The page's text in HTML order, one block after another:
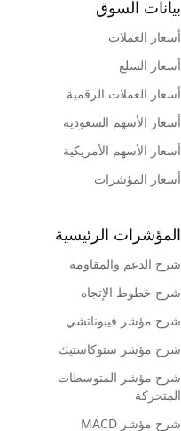
بيانات السوق
أسعار العملات
أسعار السلع
أسعار العملات الرقمية
أسعار الأسهم السعودية
أسعار الأسهم الأمريكية
أسعار المؤشرات
المؤشرات الرئيسية
شرح الدعم والمقاومة
شرح خطوط الإتجاه
شرح مؤشر فيبوناتشي
شرح مؤشر ستوكاستيك
شرح مؤشر المتوسطات
المتحركة
شرح مؤشر MACD